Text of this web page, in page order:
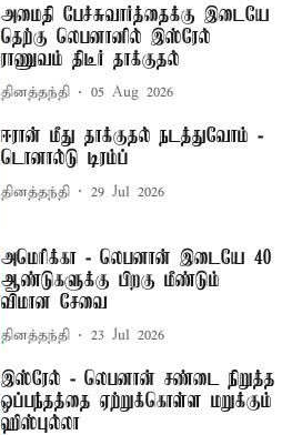
அமைதி பேச்சுவார்த்தைக்கு இடையே
தெற்கு லெபனானில் இஸ்ரேல்
ராணுவம் திடீர் தாக்குதல்
தினத்தந்தி 05 Aug 2026
ஈரான் மீது தாக்குதல் நடத்துவோம் -
டொனால்டு டிரம்ப்
தினத்தந்தி 29 Jul 2026
அமெரிக்கா - லெபனான் இடையே 40
ஆண்டுகளுக்கு பிறகு மீண்டும்
விமான சேவை
தினத்தந்தி 23 Jul 2026
இஸ்ரேல் - லெபனான் சண்டை நிறுத்த
ஒப்பந்தத்தை ஏற்றுக்கொள்ள மறுக்கும்
ஹிஸ்புல்லா